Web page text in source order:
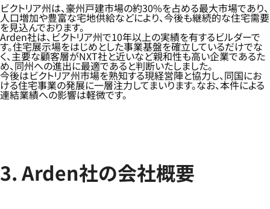
ビクトリア州は、豪州戸建市場の約30%を占める最大市場であり、
人口増加や豊富な宅地供給などにより、今後も継続的な住宅需要
を見込んでおります。
Arden社は、ビクトリア州で10年以上の実績を有するビルダーで
す。住宅展示場をはじめとした事業基盤を確立しているだけでな
く、主要な顧客層がNXT社と近いなど親和性も高い企業であるた
め、同州への進出に最適であると判断いたしました。
今後はビクトリア州市場を熟知する現経営陣と協力し、同国にお
ける住宅事業の発展に一層注力してまいります。なお、本件による
連結業績への影響は軽微です。
3. Arden社の会社概要